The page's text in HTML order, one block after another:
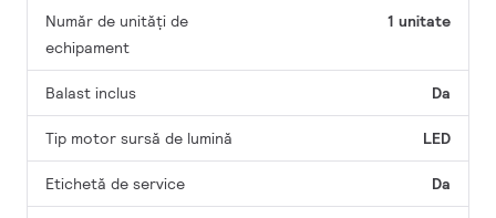
Număr de unități de
echipament
1 unitate
Balast inclus Da
Tip motor sursă de lumină LED
Etichetă de service Da